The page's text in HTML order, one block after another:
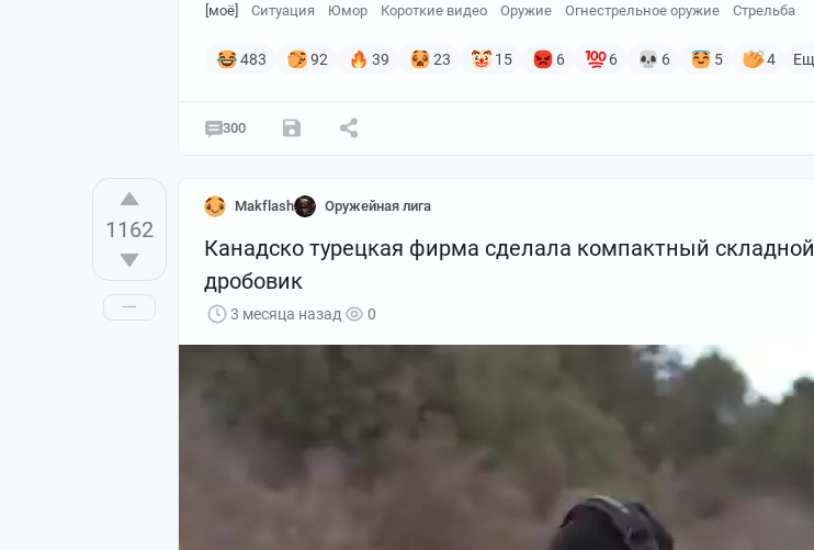
[моё] Ситуация Юмор Короткие видео Оружие Огнестрельное оружие Стрельба
483 92 39 23 15 6 6 6 5 4
300
1162
Makflash Оружейная лига
Канадско турецкая фирма сделала компактный складной
дробовик
3 месяца назад 0